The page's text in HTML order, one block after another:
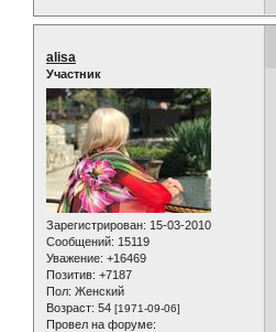
alisa
Участник
Зарегистрирован: 15-03-2010
Сообщений: 15119
Уважение: +16469
Позитив: +7187
Пол: Женский
Возраст: 54 [1971-09-06]
Провел на форуме: